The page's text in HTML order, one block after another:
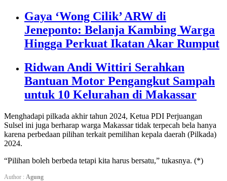
Gaya ‘Wong Cilik’ ARW di
Jeneponto: Belanja Kambing Warga
Hingga Perkuat Ikatan Akar Rumput
Ridwan Andi Wittiri Serahkan
Bantuan Motor Pengangkut Sampah
untuk 10 Kelurahan di Makassar
Menghadapi pilkada akhir tahun 2024, Ketua PDI Perjuangan
Sulsel ini juga berharap warga Makassar tidak terpecah bela hanya
karena perbedaan pilihan terkait pemilihan kepala daerah (Pilkada)
2024.
“Pilihan boleh berbeda tetapi kita harus bersatu,” tukasnya. (*)
Author : Agung